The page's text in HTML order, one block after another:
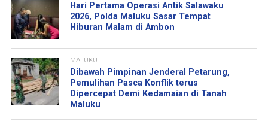
Hari Pertama Operasi Antik Salawaku
2026, Polda Maluku Sasar Tempat
Hiburan Malam di Ambon
MALUKU
Dibawah Pimpinan Jenderal Petarung,
Pemulihan Pasca Konflik terus
Dipercepat Demi Kedamaian di Tanah
Maluku